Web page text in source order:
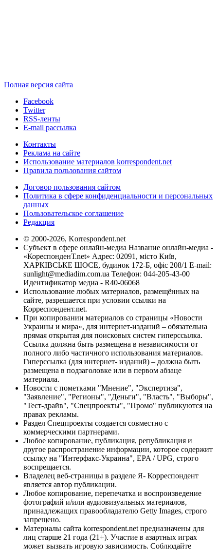
Полная версия сайта
Facebook
Twitter
RSS-ленты
E-mail рассылка
Контакты
Реклама на сайте
Использование материалов korrespondent.net
Правила пользования сайтом
Договор пользования сайтом
Политика в сфере конфиденциальности и персональных
данных
Пользовательское соглашение
Редакция
© 2000-2026, Korrespondent.net
Субъект в сфере онлайн-медиа Название онлайн-медиа -
«КореспонденТ.net» Адрес: 02091, місто Київ,
ХАРКІВСЬКЕ ШОСЕ, будинок 172-Б, офіс 208/1 E-mail:
sunlight@mediadim.com.ua Телефон: 044-205-43-00
Идентификатор медиа - R40-06068
Использование любых материалов, размещённых на
сайте, разрешается при условии ссылки на
Корреспондент.net.
При копировании материалов со страницы «Новости
Украины и мира», для интернет-изданий – обязательна
прямая открытая для поисковых систем гиперссылка.
Ссылка должна быть размещена в независимости от
полного либо частичного использования материалов.
Гиперссылка (для интернет- изданий) – должна быть
размещена в подзаголовке или в первом абзаце
материала.
Новости с пометками "Мнение", "Экспертиза",
"Заявление", "Регионы", "Деньги", "Власть", "Выборы",
"Тест-драйв", "Спецпроекты", "Промо" публикуются на
правах рекламы.
Раздел Спецпроекты создается совместно с
коммерческими партнерами.
Любое копирование, публикация, републикация и
другое распространение информации, которое содержит
ссылку на "Интерфакс-Украина", EPA / UPG, строго
воспрещается.
Владелец веб-страницы в разделе Я- Корреспондент
является автор публикации.
Любое копирование, перепечатка и воспроизведение
фотографий и/или аудиовизуальных материалов,
принадлежащих правообладателю Getty Images, строго
запрещено.
Материалы сайта korrespondent.net предназначены для
лиц старше 21 года (21+). Участие в азартных играх
может вызвать игровую зависимость. Соблюдайте